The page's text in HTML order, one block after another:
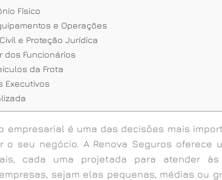
Físico
e Operações
e Proteção Jurídica
dos Funcionários
da Frota
Executivos
empresarial é uma das decisões mais
o seu negócio. A Renova Seguros oferece
cada uma projetada para atender
sejam elas pequenas, médias ou